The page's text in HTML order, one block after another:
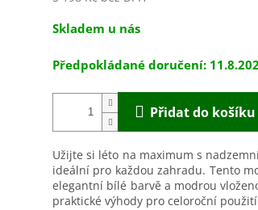
0,0
5
Měrná
cena:
Skladem u nás
Přidat do košíku
Užijte si léto na maximum s
ideální pro každou zahradu. Tento
elegantní bílé barvě a modrou
praktické výhody pro celoroční